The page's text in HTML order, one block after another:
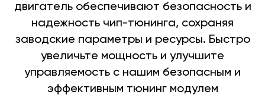
двигатель обеспечивают безопасность и
надежность чип-тюнинга, сохраняя
заводские параметры и ресурсы. Быстро
увеличьте мощность и улучшите
управляемость с нашим безопасным и
эффективным тюнинг модулем